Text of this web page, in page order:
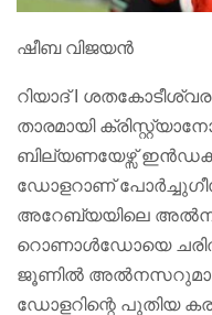
ഷീബ വിജയൻ
റിയാദ് I
താരമായി
ബില്യണയേഴ്സ്
ഡോളറാണ്
അറേബ്യയിലെ
റൊണാൾഡോയെ ചരിത്ര
ജൂണിൽ അൽനസറുമായി
ഡോളറിന്റെ പുതിയ